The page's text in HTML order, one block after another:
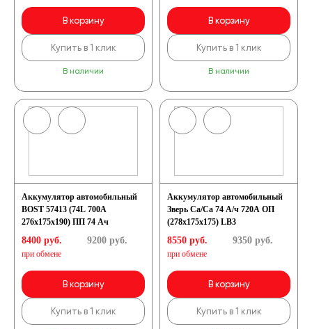
В корзину
Купить в 1 клик
В наличии
В корзину
Купить в 1 клик
В наличии
Аккумулятор автомобильный
BOST 57413 (74L 700A
276x175x190) ПП 74 Ач
8400 руб.
при обмене
9200руб.
В корзину
Купить в 1 клик
Аккумулятор автомобильный
Зверь Са/Са 74 А/ч 720А ОП
(278x175x175) LB3
8550 руб.
при обмене
9350руб.
В корзину
Купить в 1 клик